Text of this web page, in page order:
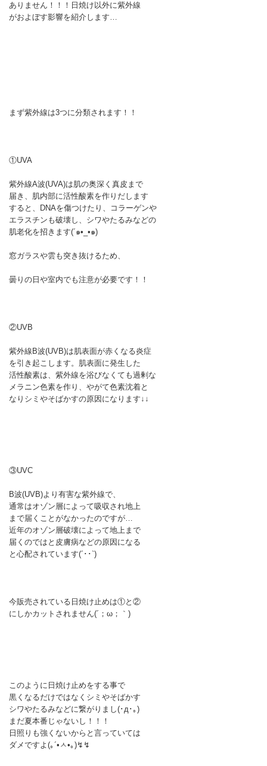
ありません！！！日焼け以外に紫外線
がおよぼす影響を紹介します…
まず紫外線は3つに分類されます！！
①UVA
紫外線A波(UVA)は肌の奥深く真皮まで
届き、肌内部に活性酸素を作りだします
すると、DNAを傷つけたり、コラーゲンや
エラスチンも破壊し、シワやたるみなどの
肌老化を招きます(´๑•_•๑)
窓ガラスや雲も突き抜けるため、
曇りの日や室内でも注意が必要です！！
②UVB
紫外線B波(UVB)は肌表面が赤くなる炎症
を引き起こします。肌表面に発生した
活性酸素は、紫外線を浴びなくても過剰な
メラニン色素を作り、やがて色素沈着と
なりシミやそばかすの原因になります↓↓
③UVC
B波(UVB)より有害な紫外線で、
通常はオゾン層によって吸収され地上
まで届くことがなかったのですが…
近年のオゾン層破壊によって地上まで
届くのではと皮膚病などの原因になる
と心配されています(´･･`)
今販売されている日焼け止めは①と②
にしかカットされません(´；ω；｀)
このように日焼け止めをする事で
黒くなるだけではなくシミやそばかす
シワやたるみなどに繋がりまし(･д･｡)
まだ夏本番じゃないし！！！
日照りも強くないからと言っていては
ダメですよ(｡´•ㅅ•｡)↯↯